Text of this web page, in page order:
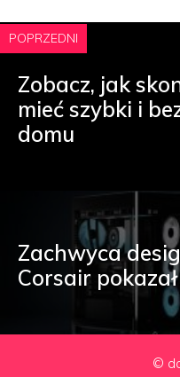
POPRZEDNI
Zobacz, jak
mieć szybki i
domu
Zachwyca
Corsair
©